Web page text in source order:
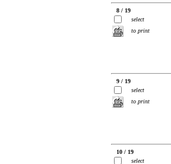
8 / 19
select
to print
9 / 19
select
to print
10 / 19
select